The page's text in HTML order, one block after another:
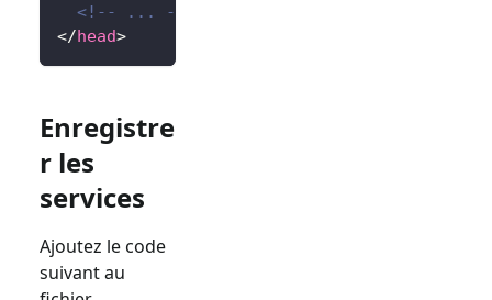
<!-- ... -->
</head>
Enregistre
r les
services
Ajoutez le code
suivant au